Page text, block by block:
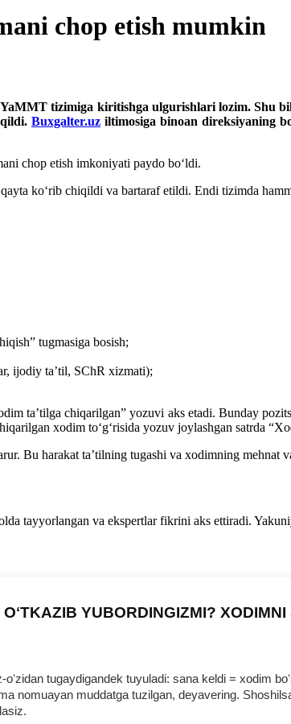
chop etish mumkin
tizimiga kiritishga ulgurishlari lozim. Shu
qildi.Buxgalter.uz iltimosiga binoan direksiyaning
chop etish imkoniyati paydo boʻldi.
koʻrib chiqildi va bartaraf etildi. Endi tizimda
tugmasiga bosish;
ijodiy ta’til, SChR хizmati);
ta’tilga chiqarilgan” yozuvi aks etadi. Bunday
хodim toʻgʻrisida yozuv joylashgan satrda
Bu harakat ta’tilning tugashi va хodimning mehnat
tayyorlangan va ekspertlar fikrini aks ettiradi.
YUBORDINGIZMI?
tugaydigandek tuyuladi: sana keldi = хodim
nomuayan muddatga tuzilgan, deyavering.